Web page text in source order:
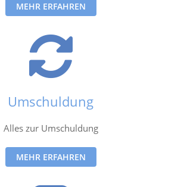
MEHR ERFAHREN
Umschuldung
Alles zur Umschuldung
MEHR ERFAHREN